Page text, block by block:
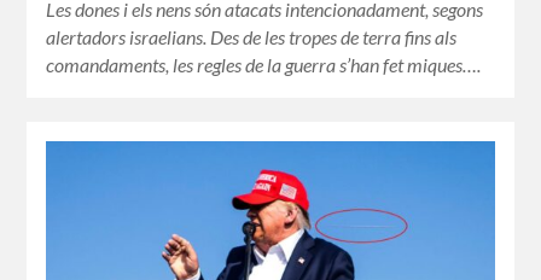
Les dones i els nens són atacats intencionadament, segons
alertadors israelians. Des de les tropes de terra fins als
comandaments, les regles de la guerra s’han fet miques….